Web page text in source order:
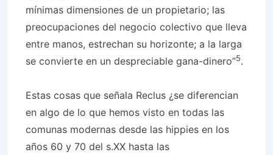
mínimas dimensiones de un propietario; las
preocupaciones del negocio colectivo que lleva
entre manos, estrechan su horizonte; a la larga
se convierte en un despreciable gana-dinero”5.
Estas cosas que señala Reclus ¿se diferencian
en algo de lo que hemos visto en todas las
comunas modernas desde las hippies en los
años 60 y 70 del s.XX hasta las